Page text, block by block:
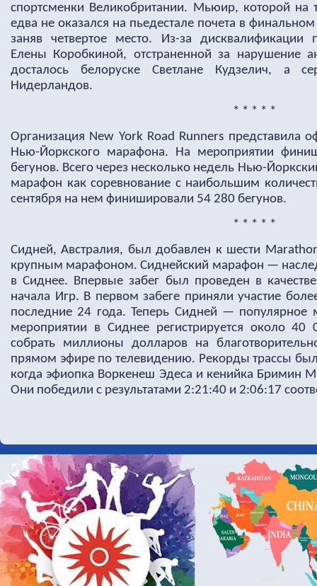
спортсменки Великобритании. Мьюир, которой на
едва не оказался на пьедестале почета в
заняв четвертое место. Из-за дисквалификации
Елены Коробкиной, отстраненной за нарушение
досталось белоруске Светлане Кудзелич,
Нидерландов.
* * * * *
Организация New York Road Runners
Нью-Йоркского марафона. На мероприятии
бегунов. Всего через несколько недель Нью-
марафон как соревнование с наибольшим
сентября на нем финишировали 54 280 бегунов.
* * * * *
Сидней, Австралия, был добавлен к шести
крупным марафоном. Сиднейский марафон —
в Сиднее. Впервые забег был проведен в
начала Игр. В первом забеге приняли участие
последние 24 года. Теперь Сидней — популярное
мероприятии в Сиднее регистрируется около 40
собрать миллионы долларов на
прямом эфире по телевидению. Рекорды трассы
когда эфиопка Воркенеш Эдеса и кенийка Бримин
Они победили с результатами 2:21:40 и 2:06:17